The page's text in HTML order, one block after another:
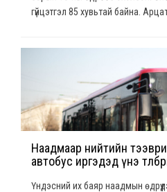
гүйцэтгэл 85 хувьтай байна.
Наадмаар нийтийн
автобус иргэдэд үнэ
Үндэсний их баяр наадмын